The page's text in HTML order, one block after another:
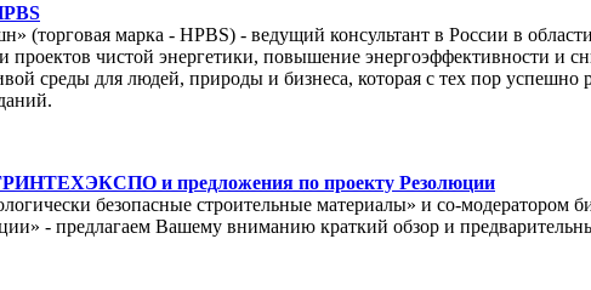
марка - HPBS) - ведущий консультант в России в области
чистой энергетики, повышение энергоэффективности и
среды для людей, природы и бизнеса, которая с тех пор успешно
и предложения по проекту Резолюции
безопасные строительные материалы» и со-модератором
- предлагаем Вашему вниманию краткий обзор и